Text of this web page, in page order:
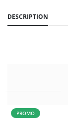
DESCRIPTION
PROMO